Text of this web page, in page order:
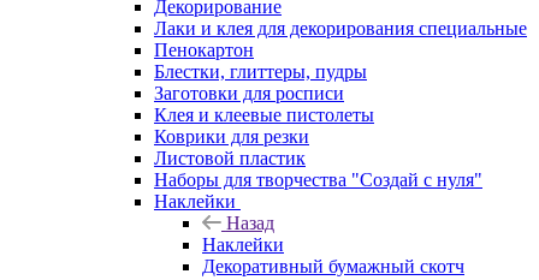
Декорирование
Лаки и клея для декорирования специальные
Пенокартон
Блестки, глиттеры, пудры
Заготовки для росписи
Клея и клеевые пистолеты
Коврики для резки
Листовой пластик
Наборы для творчества "Создай с нуля"
Наклейки
Назад
Наклейки
Декоративный бумажный скотч